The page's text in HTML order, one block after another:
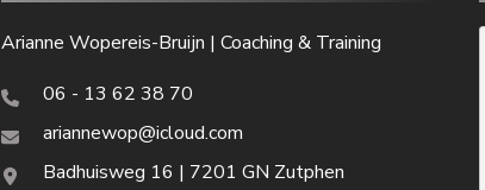
Arianne Wopereis-Bruijn | Coaching & Training
06 - 13 62 38 70
ariannewop@icloud.com
Badhuisweg 16 | 7201 GN Zutphen